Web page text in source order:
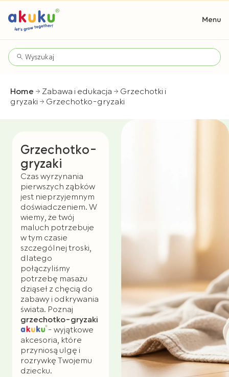
Home Zabawa i edukacja
Grzechotki i
gryzaki
Grzechotko-gryzaki
Grzechotko-
gryzaki
Czas wyrzynania
pierwszych ząbków
jest nieprzyjemnym
doświadczeniem. W
wiemy, że twój
maluch potrzebuje
w tym czasie
szczególnej troski,
dlatego
połączyliśmy
potrzebę masażu
dziąseł z chęcią do
zabawy i odkrywania
świata. Poznaj
grzechotko-gryzaki
- wyjątkowe
akcesoria, które
przyniosą ulgę i
rozrywkę Twojemu
dziecku.